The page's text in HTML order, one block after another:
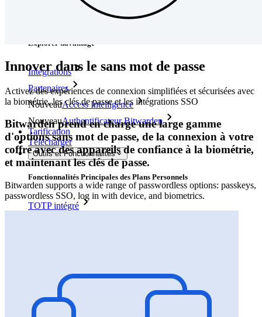
Documentation du Développeur
Explorer davantage
Intégrations
Partenaires
NouveauAccess Intelligence
NouveauAuthentificateur Bitwarden
Tarification
Télécharger
Outils et Fonctionnalités
Fonctionnalités Principales des Plans Personnels
TOTP intégré
Multiplateforme avec appareils illimités
Fonctionnalités Principales des Plans d'Affaires
Innover dans le sans mot de passe
Activez des expériences de connexion simplifiées et sécurisées avec
la biométrie, les clés de passe et les intégrations SSO
Bitwarden prend en charge une large gamme
d'options sans mot de passe, de la connexion à votre
coffre avec des appareils de confiance à la biométrie,
et maintenant les clés de passe.
Bitwarden supports a wide range of passwordless options: passkeys,
passwordless SSO, log in with device, and biometrics.